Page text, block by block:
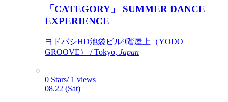
「CATEGORY」 SUMMER DANCE
EXPERIENCE
ヨドバシHD池袋ビル9階屋上（YODO
GROOVE） / Tokyo, Japan
0 Stars/ 1 views
08.22 (Sat)